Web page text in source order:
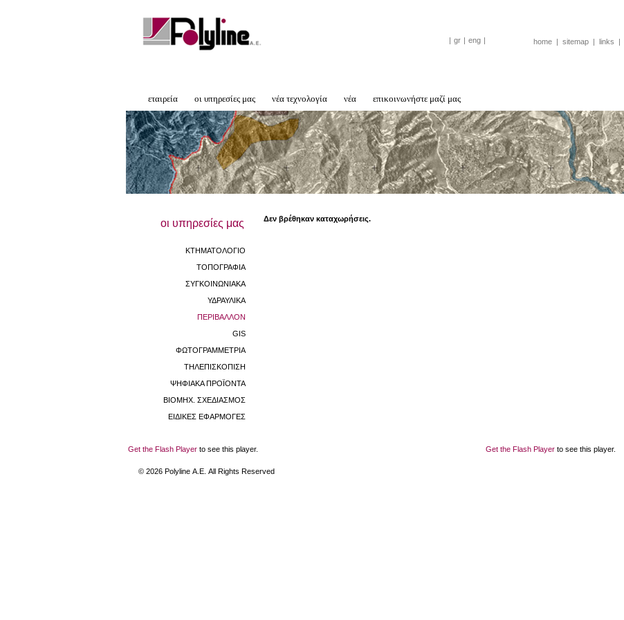
| gr | eng | home | sitemap | links |
εταιρεία οι υπηρεσίες μας νέα τεχνολογία νέα επικοινωνήστε μαζί μας
οι υπηρεσίες μας
ΚΤΗΜΑΤΟΛΟΓΙΟ
ΤΟΠΟΓΡΑΦΙΑ
ΣΥΓΚΟΙΝΩΝΙΑΚΑ
ΥΔΡΑΥΛΙΚΑ
ΠΕΡΙΒΑΛΛΟΝ
GIS
ΦΩΤΟΓΡΑΜΜΕΤΡΙΑ
ΤΗΛΕΠΙΣΚΟΠΙΣΗ
ΨΗΦΙΑΚΑ ΠΡΟΪΟΝΤΑ
ΒΙΟΜHX. ΣΧΕΔΙΑΣΜΟΣ
ΕΙΔΙΚΕΣ ΕΦΑΡΜΟΓΕΣ
Δεν βρέθηκαν καταχωρήσεις.
Get the Flash Player to see this player. Get the Flash Player to see this player.
© 2026 Polyline Α.Ε. All Rights Reserved